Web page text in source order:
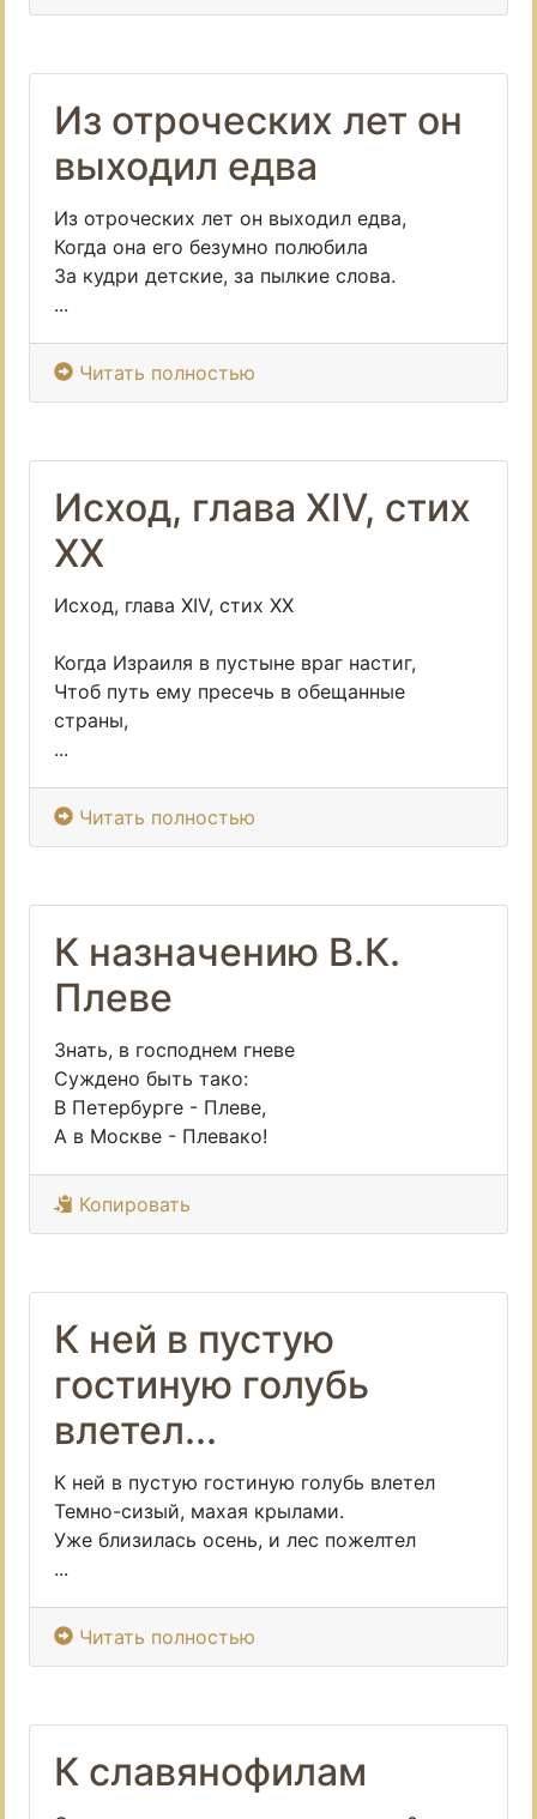
Из отроческих лет он
выходил едва
Из отроческих лет он выходил едва,
Когда она его безумно полюбила
За кудри детские, за пылкие слова.
...
Читать полностью
Исход, глава XIV, стих
XX
Исход, глава XIV, стих XX
Когда Израиля в пустыне враг настиг,
Чтоб путь ему пресечь в обещанные
страны,
...
Читать полностью
К назначению В.К.
Плеве
Знать, в господнем гневе
Суждено быть тако:
В Петербурге - Плеве,
А в Москве - Плевако!
Копировать
К ней в пустую
гостиную голубь
влетел...
К ней в пустую гостиную голубь влетел
Темно-сизый, махая крылами.
Уже близилась осень, и лес пожелтел
...
Читать полностью
К славянофилам